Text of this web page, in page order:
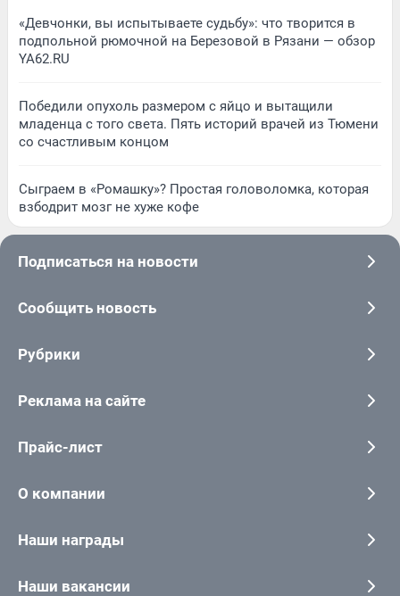
«Девчонки, вы испытываете судьбу»: что творится в
подпольной рюмочной на Березовой в Рязани — обзор
YA62.RU
Победили опухоль размером с яйцо и вытащили
младенца с того света. Пять историй врачей из Тюмени
со счастливым концом
Сыграем в «Ромашку»? Простая головоломка, которая
взбодрит мозг не хуже кофе
Подписаться на новости
Сообщить новость
Рубрики
Реклама на сайте
Прайс-лист
О компании
Наши награды
Наши вакансии